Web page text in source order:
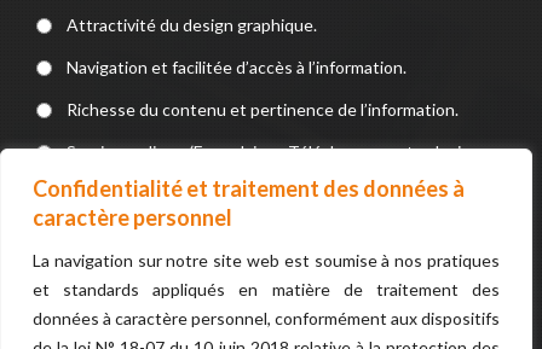
Confidentialité et traitement des données à
caractère personnel
La navigation sur notre site web est soumise à nos pratiques
et standards appliqués en matière de traitement des
données à caractère personnel, conformément aux dispositifs
Attractivité du design graphique.
Navigation et facilitée d’accès à l’information.
Richesse du contenu et pertinence de l’information.
Service en ligne (Formulaires, Téléchargements, devis, e-
paiement).
VOTER